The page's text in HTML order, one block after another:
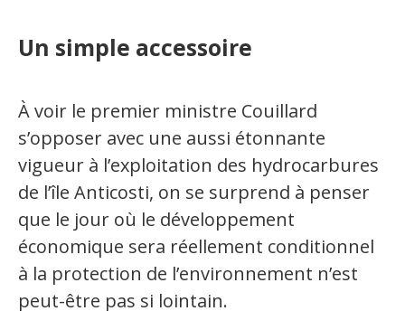
Un simple accessoire
À voir le premier ministre Couillard
s’opposer avec une aussi étonnante
vigueur à l’exploitation des hydrocarbures
de l’île Anticosti, on se surprend à penser
que le jour où le développement
économique sera réellement conditionnel
à la protection de l’environnement n’est
peut-être pas si lointain.